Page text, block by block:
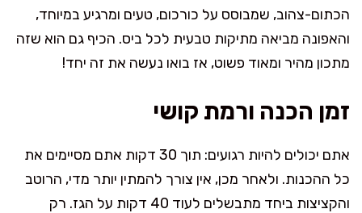
הכתום-צהוב, שמבוסס על כורכום, טעים ומרגיע במיוחד,
והאפונה מביאה מתיקות טבעית לכל ביס. הכיף גם הוא שזה
מתכון מהיר ומאוד פשוט, אז בואו נעשה את זה יחד!
זמן הכנה ורמת קושי
אתם יכולים להיות רגועים: תוך 30 דקות אתם מסיימים את
כל ההכנות. ולאחר מכן, אין צורך להמתין יותר מדי, הרוטב
והקציצות ביחד מתבשלים לעוד 40 דקות על הגז. רק